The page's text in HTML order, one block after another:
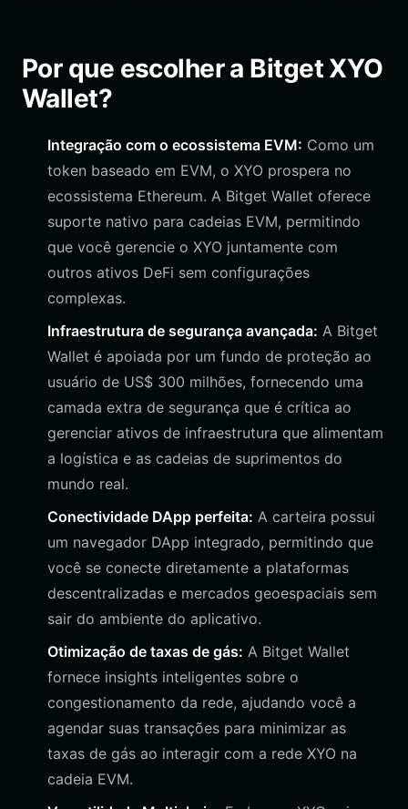
Por que escolher a Bitget XYO
Wallet?
Integração com o ecossistema EVM: Como um
token baseado em EVM, o XYO prospera no
ecossistema Ethereum. A Bitget Wallet oferece
suporte nativo para cadeias EVM, permitindo
que você gerencie o XYO juntamente com
outros ativos DeFi sem configurações
complexas.
Infraestrutura de segurança avançada: A Bitget
Wallet é apoiada por um fundo de proteção ao
usuário de US$ 300 milhões, fornecendo uma
camada extra de segurança que é crítica ao
gerenciar ativos de infraestrutura que alimentam
a logística e as cadeias de suprimentos do
mundo real.
Conectividade DApp perfeita: A carteira possui
um navegador DApp integrado, permitindo que
você se conecte diretamente a plataformas
descentralizadas e mercados geoespaciais sem
sair do ambiente do aplicativo.
Otimização de taxas de gás: A Bitget Wallet
fornece insights inteligentes sobre o
congestionamento da rede, ajudando você a
agendar suas transações para minimizar as
taxas de gás ao interagir com a rede XYO na
cadeia EVM.